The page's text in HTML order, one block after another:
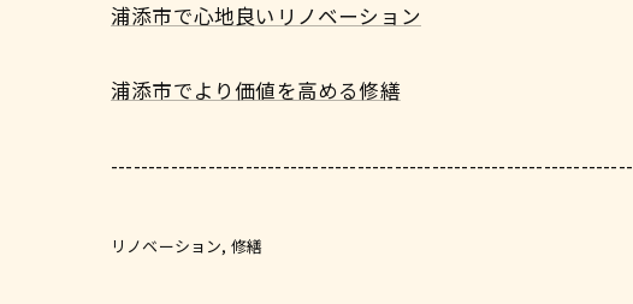
浦添市で心地良いリノベーション
浦添市でより価値を高める修繕
----------------------------------------------------------------------
リノベーション 修繕